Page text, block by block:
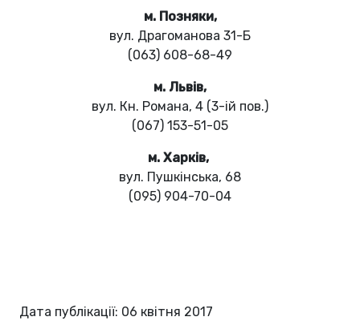
м. Позняки,
вул. Драгоманова 31-Б
(063) 608-68-49
м. Львів,
вул. Кн. Романа, 4 (3-ій пов.)
(067) 153-51-05
м. Харків,
вул. Пушкінська, 68
(095) 904-70-04
Дата публікації: 06 квітня 2017